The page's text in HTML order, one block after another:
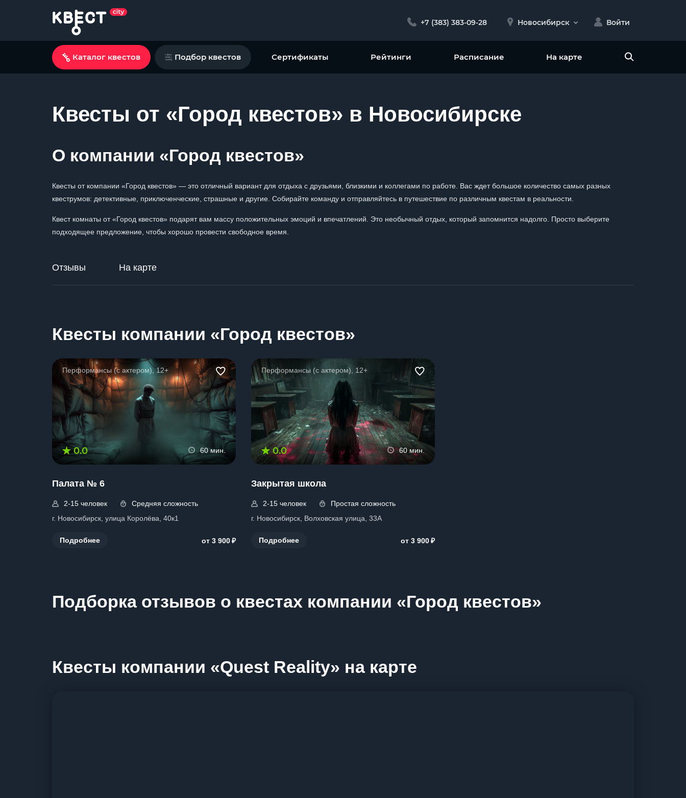
+7 (383) 383-09-28 Новосибирск Войти
Каталог квестов Подбор квестов Сертификаты Рейтинги Расписание На карте
Квесты от «Город квестов» в Новосибирске
О компании «Город квестов»
Квесты от компании «Город квестов» — это отличный вариант для отдыха с друзьями, близкими и коллегами по работе. Вас ждет большое количество самых разных
квеструмов: детективные, приключенческие, страшные и другие. Собирайте команду и отправляйтесь в путешествие по различным квестам в реальности.
Квест комнаты от «Город квестов» подарят вам массу положительных эмоций и впечатлений. Это необычный отдых, который запомнится надолго. Просто выберите
подходящее предложение, чтобы хорошо провести свободное время.
Отзывы На карте
Квесты компании «Город квестов»
Перформансы (с актером), 12+
0.0 60 мин.
Палата № 6
2-15 человек
Средняя сложность
г. Новосибирск, улица Королёва, 40к1
Подробнее от 3 900₽
Перформансы (с актером), 12+
0.0 60 мин.
Закрытая школа
2-15 человек
Простая сложность
г. Новосибирск, Волховская улица, 33А
Подробнее от 3 900₽
Подборка отзывов о квестах компании «Город квестов»
Квесты компании «Quest Reality» на карте